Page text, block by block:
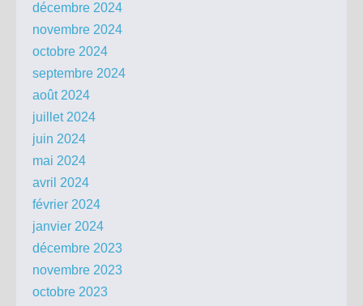
décembre 2024
novembre 2024
octobre 2024
septembre 2024
août 2024
juillet 2024
juin 2024
mai 2024
avril 2024
février 2024
janvier 2024
décembre 2023
novembre 2023
octobre 2023